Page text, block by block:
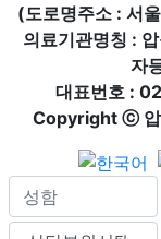
(도로명주소 : 서
의료기관명칭 :
자
대표번호 :
Copyright ⓒ 압